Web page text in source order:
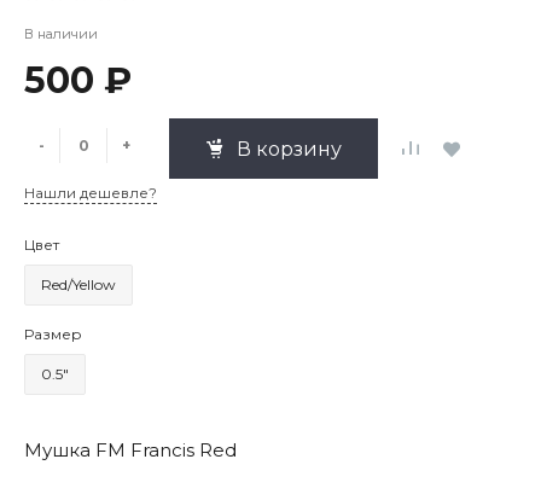
В наличии
500 ₽
- + В корзину
Нашли дешевле?
Цвет
Red/Yellow
Размер
0.5"
Мушка FM Francis Red